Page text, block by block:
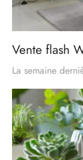
Vente flash
La semaine